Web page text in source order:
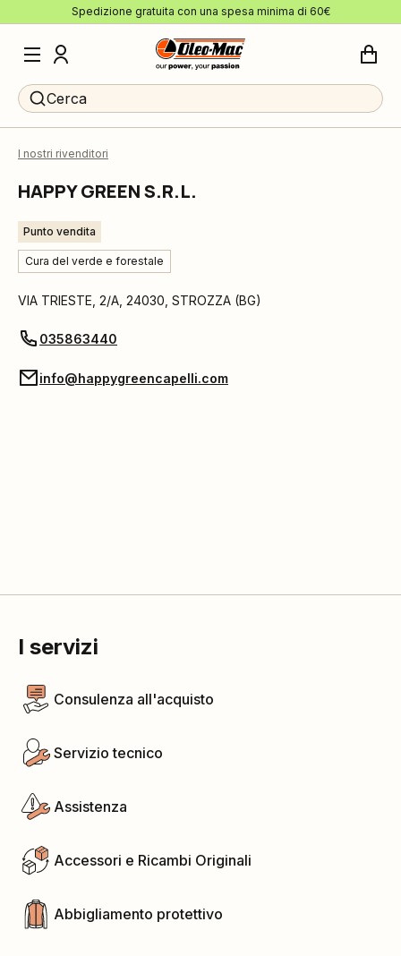
Spedizione gratuita con una spesa minima di 60€
Cerca
I nostri rivenditori
HAPPY GREEN S.R.L.
Punto vendita
Cura del verde e forestale
VIA TRIESTE, 2/A 24030 STROZZA (BG)
035863440
info@happygreencapelli.com
I servizi
Consulenza all'acquisto
Servizio tecnico
Assistenza
Accessori e Ricambi Originali
Abbigliamento protettivo